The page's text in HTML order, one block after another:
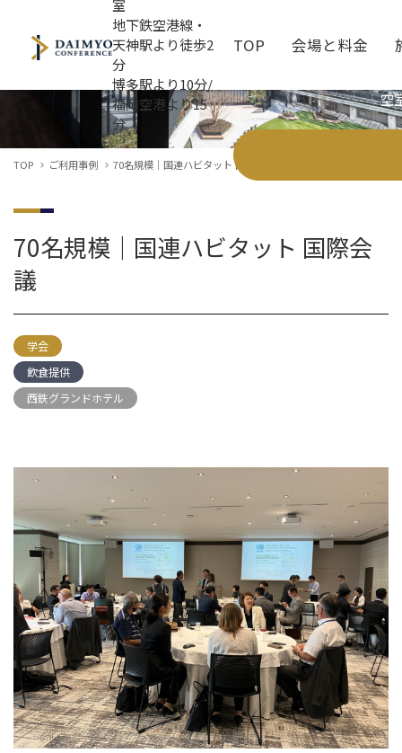
室
地下鉄空港線・
天神駅より徒歩2
分
博多駅より10分/
福岡空港より15
分
TOP 会場と料金
全館情報 3F Entrance Lobby
Dialogue Room（1・2）Board Room
施設案内 ホテル・パーク併用プラン
よくあるご質問
資料ダウンロード
お知らせ 最新サービス
空
ご利用事例
TOP ご利用事例 70名規模｜国連ハビタット 国際会議
70名規模｜国連ハビタット 国際会
議
学会
飲食提供
西鉄グランドホテル